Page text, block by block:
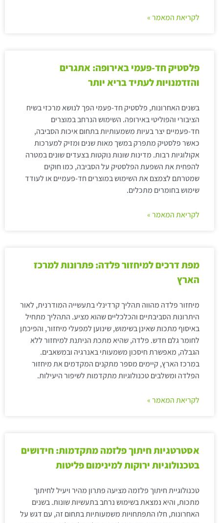
לקריאת המאמר »
פלסטיק חד-פעמי באירופה: אתגרים
והזדמנויות לעתיד בריא יותר
בשנים האחרונות, פלסטיק חד-פעמי הפך לנושא מרכזי בשיח
הציבורי והפוליטי באירופה. השימוש הנרחב במוצרים
חד-פעמיים יצר בעיות משמעותיות בתחום איכות הסביבה,
כאשר פלסטיק מתפרק במשך מאות שנים ומזיק למערכות
אקולוגיות רבות. מדינות שונות נוקטות בצעדים שונים במטרה
להפחית את השפעת הפלסטיק על הסביבה, כמו חוקים
שמטרתם לצמצם את השימוש במוצרים חד-פעמיים או לעודד
שימוש בחומרים מתכלים.
לקריאת המאמר »
מפת דרכים למיחזור פלדה: פתרונות למרכז
הארץ
מיחזור פלדה מהווה תהליך קרדינלי בתעשייה המודרנית, לאור
היתרונות הסביבתיים והכלכליים שהוא מציע. התהליך מתחיל
באיסוף מתכות שאינן בשימוש, שינוען למפעלי מיחזור, והפיכתן
לחומר גלם חדש. פלדה, שהיא מתכת הניתנת למיחזור ללא
הגבלה, מאפשרת חיסכון משמעותי באנרגיה ובמשאבים.
במרכז הארץ, קיימים מספר מתקנים המקדמים את מיחזור
הפלדה ומשלבים טכנולוגיות מתקדמות לשיפור היעילות.
לקריאת המאמר »
אסטרטגיות חיתוך פלזמה מתקדמות: חידושים
בטכנולוגיות ירוקות למינימום פליטות
טכנולוגיית חיתוך פלזמה מציעה פתרון מהיר ויעיל לחיתוך
מתכות, והיא נמצאת בשימוש נרחב בתעשיות שונות. בשנים
האחרונות, חלו התפתחויות משמעותיות בתחום זה, עם דגש על